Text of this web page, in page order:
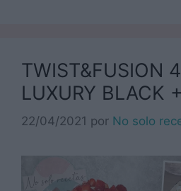
TWIST&FUSION
LUXURY BLACK
22/04/2021 por No solo